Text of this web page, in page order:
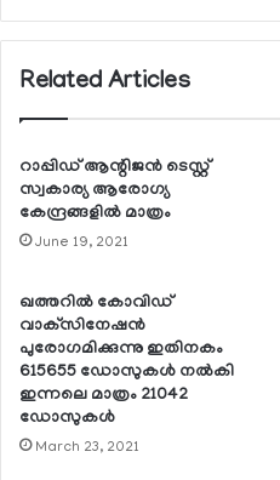
Related Articles
റാപ്പിഡ് ആന്റിജന്‍ ടെസ്റ്റ്
സ്വകാര്യ ആരോഗ്യ
കേന്ദ്രങ്ങളില്‍ മാത്രം
June 19, 2021
ഖത്തറില്‍ കോവിഡ്
വാക്‌സിനേഷന്‍
പുരോഗമിക്കുന്നു ഇതിനകം
615655 ഡോസുകള്‍ നല്‍കി
ഇന്നലെ മാത്രം 21042
ഡോസുകള്‍
March 23, 2021